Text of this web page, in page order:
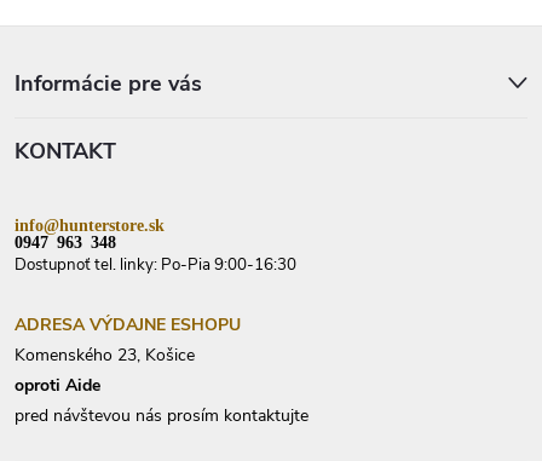
Informácie pre vás
KONTAKT
info@hunterstore.sk
0947 963 348
Dostupnoť tel. linky: Po-Pia 9:00-16:30
ADRESA VÝDAJNE ESHOPU
Komenského 23, Košice
oproti Aide
pred návštevou nás prosím kontaktujte